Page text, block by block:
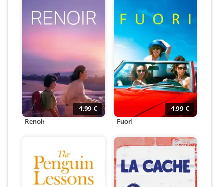
4.99 €
Renoir
4.99 €
Fuori